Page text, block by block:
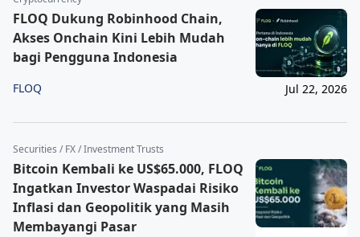
FLOQ Dukung Robinhood Chain,
Akses Onchain Kini Lebih Mudah
bagi Pengguna Indonesia
FLOQ Jul 22, 2026
Securities / FX / Investment Trusts
Bitcoin Kembali ke US$65.000, FLOQ
Ingatkan Investor Waspadai Risiko
Inflasi dan Geopolitik yang Masih
Membayangi Pasar